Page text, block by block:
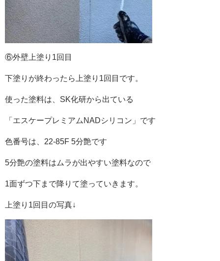
⑥外壁上塗り1回目
下塗りが終わったら上塗り1回目です。
使った塗料は、SK化研から出ている
「エスケープレミアムNADシリコン」です
色番号は、22-85F 5分艶です
5分艶の塗料はムラが出やすい塗料なので
1面ずつ下まで降りて塗っていきます。
上塗り1回目の写真↓